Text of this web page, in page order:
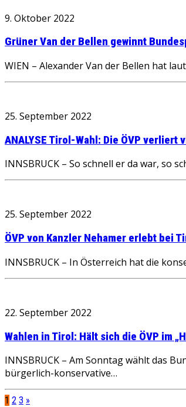
9. Oktober 2022
Grüner Van der Bellen gewinnt
WIEN – Alexander Van der Bellen hat
25. September 2022
ANALYSE Tirol-Wahl: Die ÖVP
INNSBRUCK – So schnell er da war, so
25. September 2022
ÖVP von Kanzler Nehamer erlebt bei
INNSBRUCK – In Österreich hat die
22. September 2022
Wahlen in Tirol: Hält sich die ÖVP im
INNSBRUCK – Am Sonntag wählt das
bürgerlich-konservative…
1 2 3 »